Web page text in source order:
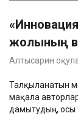
жолының
Алтысарин
Талқыланатын
мақала
дамытудың, осы